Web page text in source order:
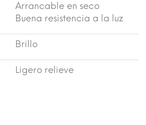
Arrancable en seco
Buena resistencia a la luz
Brillo
Ligero relieve